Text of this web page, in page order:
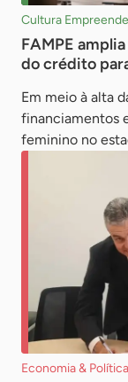
Cultura
FAMPE
do crédito
Em meio à alta
financiamentos
feminino no
Economia & Política